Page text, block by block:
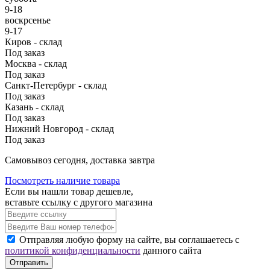
9-18
воскрсенье
9-17
Киров - склад
Под заказ
Москва - склад
Под заказ
Санкт-Петербург - склад
Под заказ
Казань - склад
Под заказ
Нижний Новгород - склад
Под заказ
Cамовывоз сегодня, доставка завтра
Посмотреть наличие товара
Если вы нашли товар дешевле,
вставьте ссылку с другого магазина
Отправляя любую форму на сайте, вы соглашаетесь с
политикой конфиденциальности данного сайта
Отправить